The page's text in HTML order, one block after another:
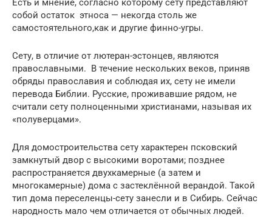
Есть и мнение, согласно которому сету представляют
собой остаток этноса — некогда столь же
самостоятельного,как и другие финно-угры.
Сету, в отличие от лютеран-эстонцев, являются
православными. В течение нескольких веков, приняв
обряды православия и соблюдая их, сету не имели
перевода Библии. Русские, проживавшие рядом, не
считали сету полноценными христианами, называя их
«полуверцами».
Для домостроительства сету характерен псковский
замкнутый двор с высокими воротами; позднее
распространяется двухкамерные (а затем и
многокамерные) дома с застеклённой верандой. Такой
тип дома переселенцы-сету занесли и в Сибирь. Сейчас
народность мало чем отличается от обычных людей.